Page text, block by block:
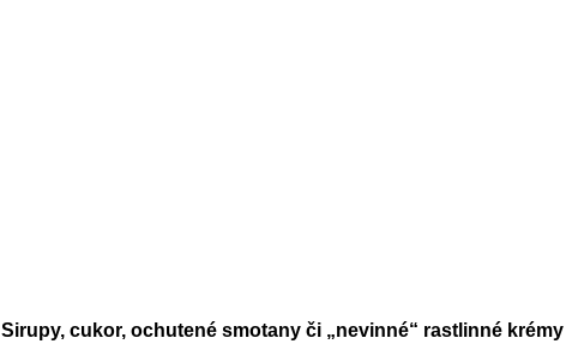
Sirupy, cukor, ochutené smotany či „nevinné“ rastlinné